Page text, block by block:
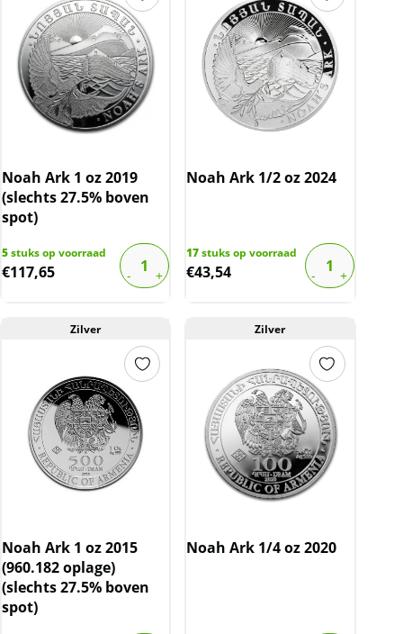
Noah Ark 1 oz 2019
(slechts 27.5% boven
spot)
5stuks op voorraad
€117,65
Noah Ark 1/2 oz 2024
17stuks op voorraad
€43,54
Zilver
Noah Ark 1 oz 2015
(960.182 oplage)
(slechts 27.5% boven
spot)
Zilver
Noah Ark 1/4 oz 2020